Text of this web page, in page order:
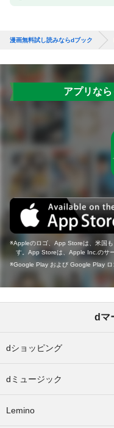
漫画無料試し読みならdブック
アプリな
Appleのロゴ、App Storeは、米国
す。App Storeは、Apple Inc.のサ
Google Play および Google Play ロ
dマ
dショッピング
dミュージック
Lemino